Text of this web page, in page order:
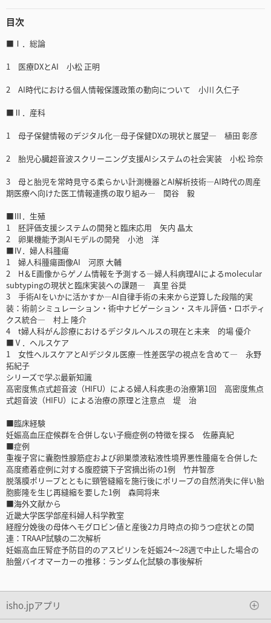
目次
■Ⅰ．総論
1 医療DXとAI 小松 正明
2 AI時代における個人情報保護政策の動向について 小川 久仁子
■Ⅱ．産科
1 母子保健情報のデジタル化―母子保健DXの現状と展望― 植田 彰彦
2 胎児心臓超音波スクリーニング支援AIシステムの社会実装 小松 玲奈
3 母と胎児を常時見守る柔らかい計測機器とAI解析技術―AI時代の周産
期医療へ向けた医工情報連携の取り組み― 関谷 毅
■Ⅲ．生殖
1 胚評価支援システムの開発と臨床応用 矢内 晶太
2 卵巣機能予測AIモデルの開発 小池 洋
■Ⅳ．婦人科腫瘍
1 婦人科腫瘍画像AI 河原 大輔
2 H＆E画像からゲノム情報を予測する―婦人科病理AIによるmolecular
subtypingの現状と臨床実装への課題― 真里 谷奨
3 手術AIをいかに活かすか―AI自律手術の未来から逆算した段階的実
装：術前シミュレーション・術中ナビゲーション・スキル評価・ロボティ
クス統合― 村上 隆介
4 t婦人科がん診療におけるデジタルヘルスの現在と未来 的場 優介
■Ⅴ．ヘルスケア
1 女性へルスケアとAIデジタル医療―性差医学の視点を含めて― 永野
拓紀子
シリーズで学ぶ最新知識
高密度焦点式超音波（HIFU）による婦人科疾患の治療第1回 高密度焦点
式超音波（HIFU）による治療の原理と注意点 堤 治
■臨床経験
妊娠高血圧症候群を合併しない子癇症例の特徴を探る 佐藤真紀
■症例
重複子宮に囊胞性腺筋症および卵巣漿液粘液性境界悪性腫瘍を合併した
高度癒着症例に対する腹腔鏡下子宮摘出術の1例 竹井智彦
脱落膜ポリープとともに頸管縫縮を施行後にポリープの自然消失に伴い胎
胞膨隆を生じ再縫縮を要した1例 森岡将来
■海外文献から
近畿大学医学部産科婦人科学教室
経腟分娩後の母体ヘモグロビン値と産後2カ月時点の抑うつ症状との関
連：TRAAP試験の二次解析
妊娠高血圧腎症予防目的のアスピリンを妊娠24～28週で中止した場合の
胎盤バイオマーカーの推移：ランダム化試験の事後解析
isho.jpアプリ